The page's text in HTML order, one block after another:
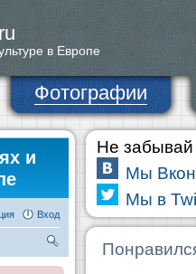
ru
в Европе
Фотографии
и
Вход
Не забывай
Мы
Мы в